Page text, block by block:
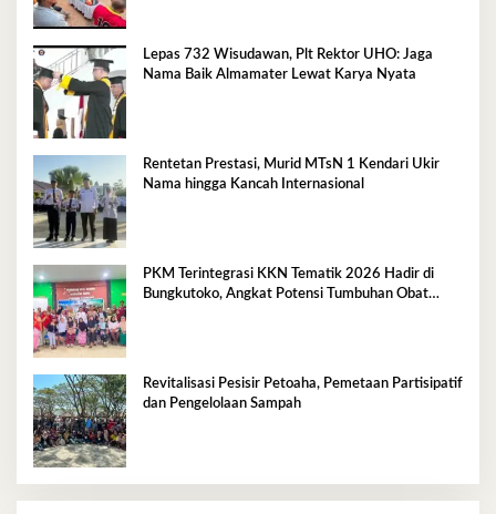
Lepas 732 Wisudawan, Plt Rektor UHO: Jaga
Nama Baik Almamater Lewat Karya Nyata
Rentetan Prestasi, Murid MTsN 1 Kendari Ukir
Nama hingga Kancah Internasional
PKM Terintegrasi KKN Tematik 2026 Hadir di
Bungkutoko, Angkat Potensi Tumbuhan Obat
Revitalisasi Pesisir Petoaha, Pemetaan Partisipatif
dan Pengelolaan Sampah